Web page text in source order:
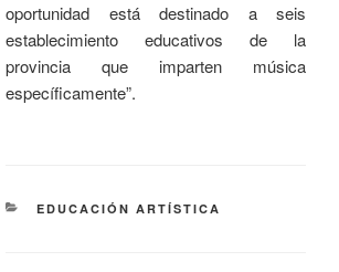
oportunidad está destinado a seis
establecimiento educativos de la
provincia que imparten música
específicamente”.
EDUCACIÓN ARTÍSTICA